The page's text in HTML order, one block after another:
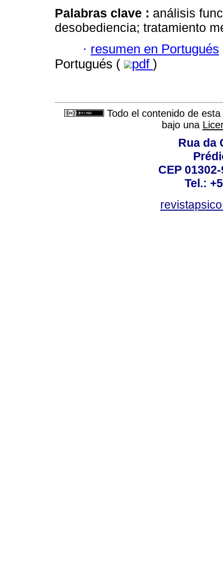
Palabras clave : análisis
desobediencia; tratamiento
· resumen en Portugués
Portugués (
pdf )
Todo el contenido de
bajo una
Rua da
CEP
Tel.: